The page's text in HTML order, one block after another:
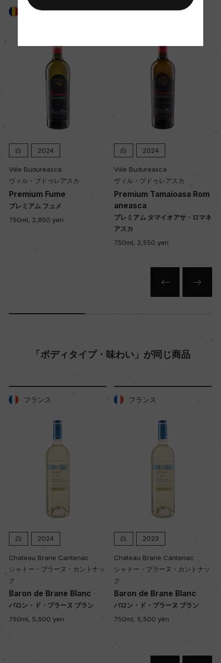
Wine Spectator 得点
醗酵：ステンレスタンク
熟成：ステンレスタンク4カ月
年間生産量
12000
50hl/ha
土壌
品質分類・原産地呼称
D.O.C.デアル・マーレ
入数
色
白
ルーマニア
白 2024
Viile Budureasca
ヴィル・ブドゥレアスカ
Premium Fume
プレミアム フュメ
750ml, 2,850 yen
ルーマニア
白 2024
Viile Budureasca
ヴィル・ブドゥレアスカ
Premium Tamaioasa Rom
aneasca
プレミアム タマイオアサ・ロマネ
アスカ
750ml, 2,550 yen
「ボディタイプ・味わい」が同じ商品
フランス
白 2024
Chateau Brane Cantenac
シャトー・ブラーヌ・カントナッ
ク
Baron de Brane Blanc
バロン・ド・ブラーヌ ブラン
750ml, 5,600 yen
フランス
白 2023
Chateau Brane Cantenac
シャトー・ブラーヌ・カントナッ
ク
Baron de Brane Blanc
バロン・ド・ブラーヌ ブラン
750ml, 5,500 yen